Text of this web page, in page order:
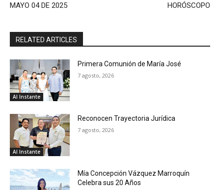
MAYO 04 DE 2025 HORÓSCOPO
RELATED ARTICLES
Al Instante
Primera Comunión de María José
7 agosto, 2026
Al Instante
Reconocen Trayectoria Jurídica
7 agosto, 2026
Mía Concepción Vázquez Marroquín
Celebra sus 20 Años